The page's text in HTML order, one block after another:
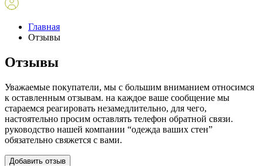
Главная
Отзывы
Отзывы
Уважаемые покупатели, мы с большим вниманием относимся
к оставленным отзывам. на каждое ваше сообщение мы
стараемся реагировать незамедлительно, для чего,
настоятельно просим оставлять телефон обратной связи.
руководство нашей компании “одежда ваших стен”
обязательно свяжется с вами.
Добавить отзыв